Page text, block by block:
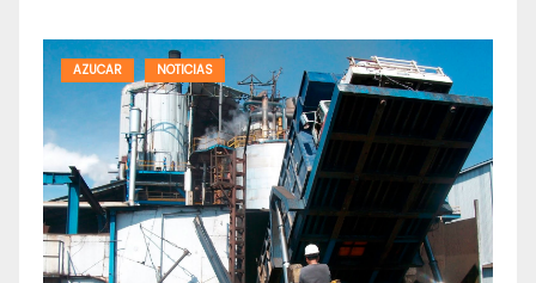
AZUCAR NOTICIAS